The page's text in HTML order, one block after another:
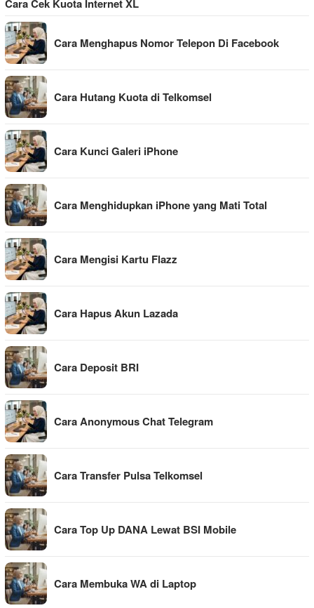
Cara Cek Kuota Internet XL
Cara Menghapus Nomor Telepon Di Facebook
Cara Hutang Kuota di Telkomsel
Cara Kunci Galeri iPhone
Cara Menghidupkan iPhone yang Mati Total
Cara Mengisi Kartu Flazz
Cara Hapus Akun Lazada
Cara Deposit BRI
Cara Anonymous Chat Telegram
Cara Transfer Pulsa Telkomsel
Cara Top Up DANA Lewat BSI Mobile
Cara Membuka WA di Laptop